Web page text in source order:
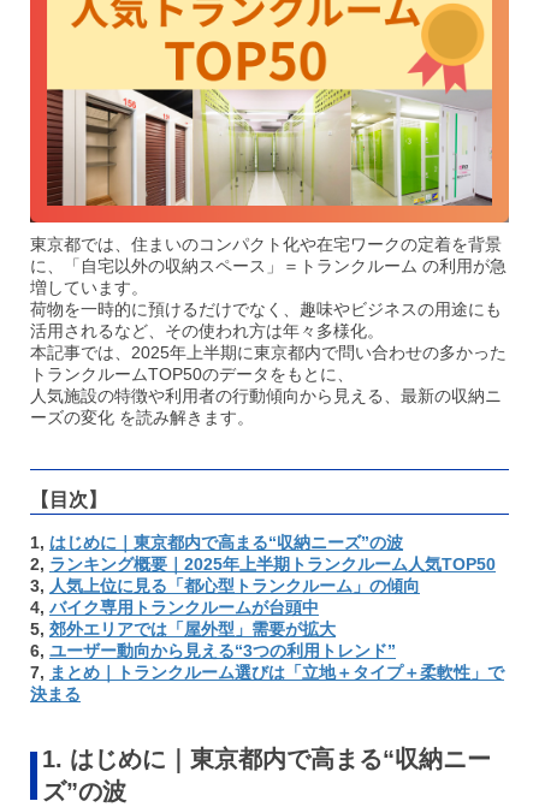
東京都では、住まいのコンパクト化や在宅ワークの定着を背景
に、「自宅以外の収納スペース」＝トランクルーム の利用が急
増しています。
荷物を一時的に預けるだけでなく、趣味やビジネスの用途にも
活用されるなど、その使われ方は年々多様化。
本記事では、2025年上半期に東京都内で問い合わせの多かった
トランクルームTOP50のデータをもとに、
人気施設の特徴や利用者の行動傾向から見える、最新の収納ニ
ーズの変化 を読み解きます。
【目次】
1, はじめに｜東京都内で高まる“収納ニーズ”の波
2, ランキング概要｜2025年上半期トランクルーム人気TOP50
3, 人気上位に見る「都心型トランクルーム」の傾向
4, バイク専用トランクルームが台頭中
5, 郊外エリアでは「屋外型」需要が拡大
6, ユーザー動向から見える“3つの利用トレンド”
7, まとめ｜トランクルーム選びは「立地＋タイプ＋柔軟性」で
決まる
1. はじめに｜東京都内で高まる“収納ニー
ズ”の波